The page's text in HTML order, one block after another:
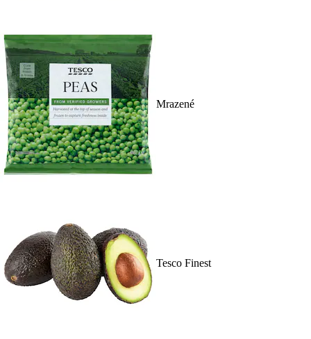
Mrazené
Tesco Finest